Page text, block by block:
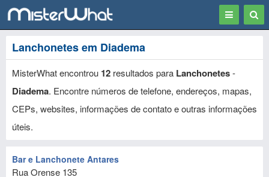
Toggle
Lanchonetes em Diadema
MisterWhat encontrou 12 resultados para Lanchonetes-
Diadema. Encontre números de telefone, endereços, mapas,
CEPs, websites, informações de contato e outras informações
úteis.
Bar e Lanchonete Antares
Rua Orense 135